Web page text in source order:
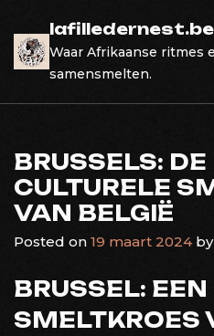
content
lafilledernest.be
Waar Afrikaanse ritmes
samensmelten.
BRUSSELS:
CULTURELE
VAN BELGIË
Posted on 19 maart 2024by
BRUSSEL: EEN
SMELTKROES